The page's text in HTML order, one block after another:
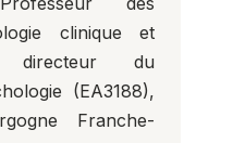
clinique et
directeur du
(EA3188),
Franche-